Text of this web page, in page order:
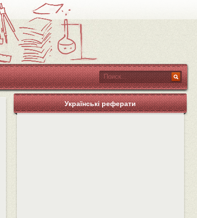
Українські реферати